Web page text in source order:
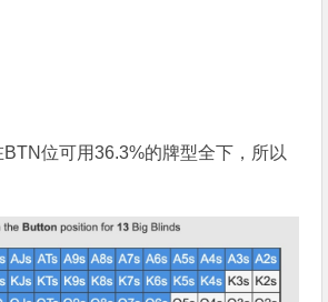
位可用36.3%的牌型全下，所以